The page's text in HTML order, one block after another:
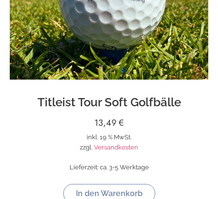
Titleist Tour Soft Golfbälle
13,49€
inkl. 19 % MwSt.
zzgl. Versandkosten
Lieferzeit: ca. 3-5 Werktage
In den Warenkorb